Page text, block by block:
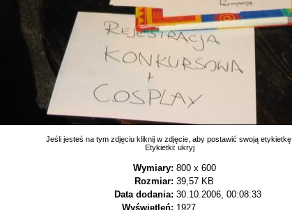
Jeśli jesteś na tym zdjęciu kliknij w zdjęcie, aby postawić swoją etykietkę.
Etykietki: ukryj
Wymiary: 800 x 600
Rozmiar: 39,57 KB
Data dodania: 30.10.2006, 00:08:33
Wyświetleń: 1927